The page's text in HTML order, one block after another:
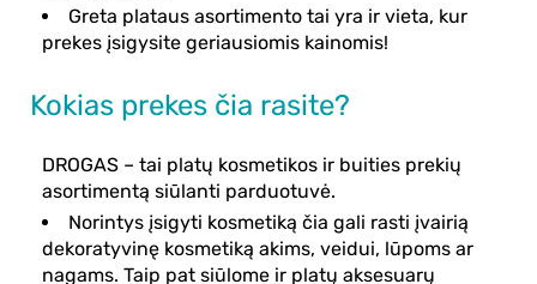
Greta plataus asortimento tai yra ir vieta, kur
prekes įsigysite geriausiomis kainomis!
Kokias prekes čia rasite?
DROGAS – tai platų kosmetikos ir buities prekių
asortimentą siūlanti parduotuvė.
Norintys įsigyti kosmetiką čia gali rasti įvairią
dekoratyvinę kosmetiką akims, veidui, lūpoms ar
nagams. Taip pat siūlome ir platų aksesuarų